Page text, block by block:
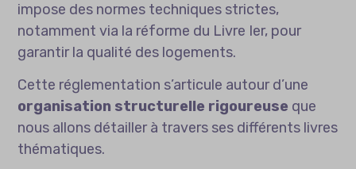
impose des normes techniques strictes,
notamment via la réforme du Livre Ier, pour
garantir la qualité des logements.
Cette réglementation s’articule autour d’une
organisation structurelle rigoureuse que
nous allons détailler à travers ses différents livres
thématiques.